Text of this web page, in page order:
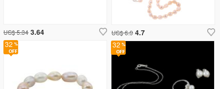
US$ 5.34 3.64
32
US$ 6.9 4.7
32